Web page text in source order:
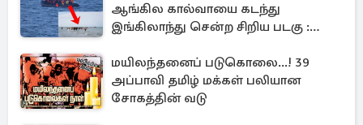
ஆங்கில கால்வாயை கடந்து
இங்கிலாந்து சென்ற சிறிய படகு :
மயிலந்தனைப் படுகொலை...! 39
அப்பாவி தமிழ் மக்கள் பலியான
சோகத்தின் வடு